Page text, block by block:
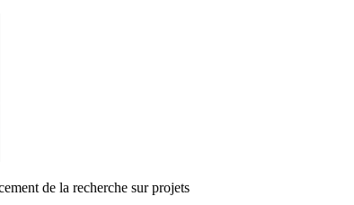
de la recherche sur projets